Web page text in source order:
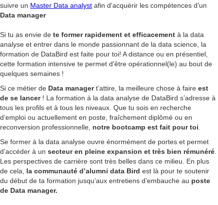
suivre un Master Data analyst afin d'acquérir les compétences d'un
Data manager
Si tu as envie de te former rapidement et efficacement à la data
analyse et entrer dans le monde passionnant de la data science, la
formation de DataBird est faite pour toi! A distance ou en présentiel,
cette formation intensive te permet d'être opérationnel(le) au bout de
quelques semaines !
Si ce métier de Data managert’attire, la meilleure chose à faire est
de se lancer! La formation à la data analyse de DataBird s’adresse à
tous les profils et à tous les niveaux. Que tu sois en recherche
d’emploi ou actuellement en poste, fraîchement diplômé ou en
reconversion professionnelle, notre bootcamp est fait pour toi
Se former à la data analyse ouvre énormément de portes et permet
d’accéder à un secteur en pleine expansion et très bien rémunéré
Les perspectives de carrière sont très belles dans ce milieu. En plus
de cela, la communauté d’alumni data Bird est là pour te soutenir
du début de ta formation jusqu’aux entretiens d’embauche au poste
de Data manager.